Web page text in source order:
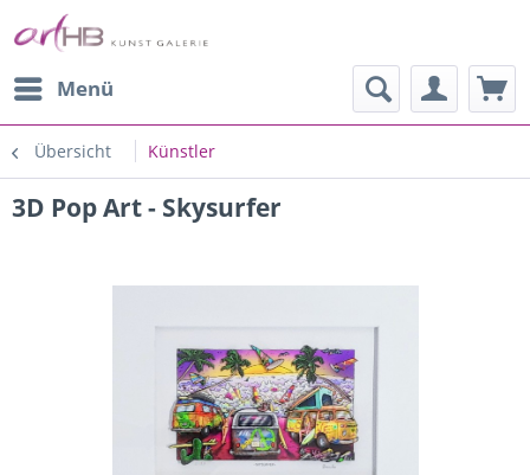
Menü
Übersicht Künstler
3D Pop Art - Skysurfer